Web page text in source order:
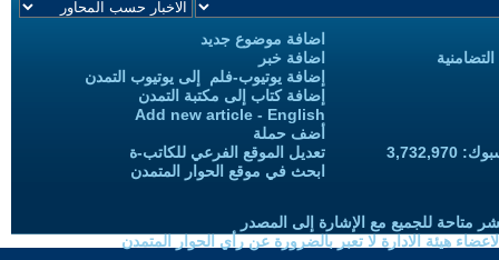
اضافة موضوع جديد
اضافة خبر
إضافة يوتيوب-فلم إلى يوتيوب التمدن
إضافة كتاب إلى مكتبة التمدن
Add new article - English
أضف حملة
تعديل الموقع الفرعي للكاتب-ة
ابحث في موقع الحوار المتمدن
متاحة للجميع مع الإشارة إلى المصدر
هيئة الادارة لا تعبر بالضرورة عن رأي الحوار المتمدن